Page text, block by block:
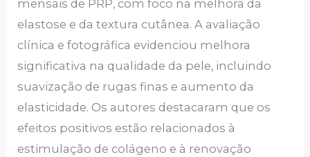
mensais de PRP, com foco na melhora da
elastose e da textura cutânea. A avaliação
clínica e fotográfica evidenciou melhora
significativa na qualidade da pele, incluindo
suavização de rugas finas e aumento da
elasticidade. Os autores destacaram que os
efeitos positivos estão relacionados à
estimulação de colágeno e à renovação